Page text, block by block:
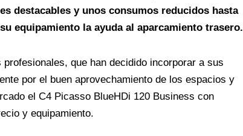
destacables y unos consumos reducidos hasta
equipamiento la ayuda al aparcamiento trasero.
que han decidido incorporar a sus
por el buen aprovechamiento de los espacios y
el C4 Picasso BlueHDi 120 Business con
y equipamiento.